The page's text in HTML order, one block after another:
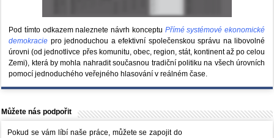
Pod tímto odkazem naleznete návrh konceptu Přímé systémové ekonomické
demokracie pro jednoduchou a efektivní společenskou správu na libovolné
úrovni (od jednotlivce přes komunitu, obec, region, stát, kontinent až po celou
Zemi), která by mohla nahradit současnou tradiční politiku na všech úrovních
pomocí jednoduchého veřejného hlasování v reálném čase.
Můžete nás podpořit
Pokud se vám líbí naše práce, můžete se zapojit do